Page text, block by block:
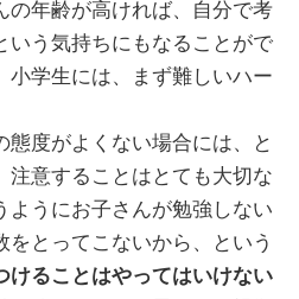
の年齢が高ければ、自分で考
いう気持ちにもなることがで
小学生には、まず難しいハー
態度がよくない場合には、と
注意することはとても大切な
ようにお子さんが勉強しない
をとってこないから、という
けることはやってはいけない